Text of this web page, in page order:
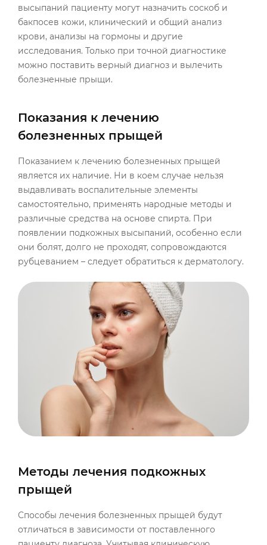
высыпаний пациенту могут назначить соскоб и
бакпосев кожи, клинический и общий анализ
крови, анализы на гормоны и другие
исследования. Только при точной диагностике
можно поставить верный диагноз и вылечить
болезненные прыщи.
Показания к лечению
болезненных прыщей
Показанием к лечению болезненных прыщей
является их наличие. Ни в коем случае нельзя
выдавливать воспалительные элементы
самостоятельно, применять народные методы и
различные средства на основе спирта. При
появлении подкожных высыпаний, особенно если
они болят, долго не проходят, сопровождаются
рубцеванием – следует обратиться к дерматологу.
Методы лечения подкожных
прыщей
Способы лечения болезненных прыщей будут
отличаться в зависимости от поставленного